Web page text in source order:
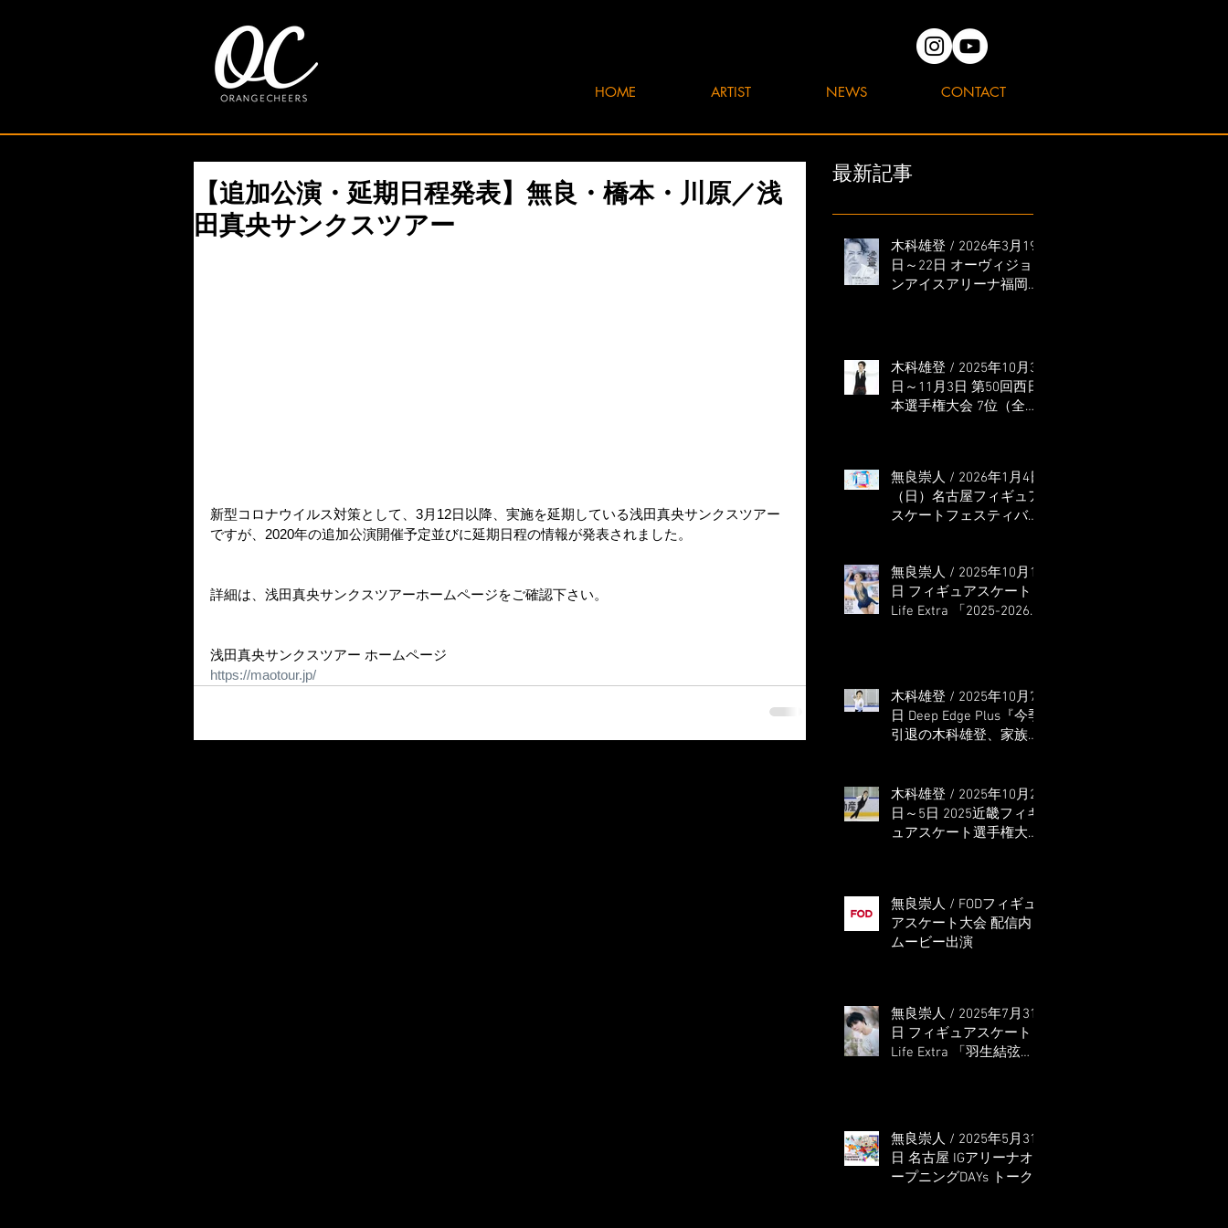
HOME ARTIST NEWS CONTACT
【追加公演・延期日程発表】無良・橋本・川原／浅
田真央サンクスツアー
新型コロナウイルス対策として、3月12日以降、実施を延期している浅田真央サンクスツアー
ですが、2020年の追加公演開催予定並びに延期日程の情報が発表されました。
詳細は、浅田真央サンクスツアーホームページをご確認下さい。
浅田真央サンクスツアー ホームページ
https://maotour.jp/
最新記事
木科雄登 / 2026年3月19
日～22日 オーヴィジョ
ンアイスアリーナ福岡
木科雄登 / 2025年10月31
日～11月3日 第50回西日
本選手権大会 7位（全日
無良崇人 / 2026年1月4日
（日）名古屋フィギュア
スケートフェスティバル
無良崇人 / 2025年10月16
日 フィギュアスケート
Life Extra 「2025-2026
木科雄登 / 2025年10月7
日 Deep Edge Plus『今季
引退の木科雄登、家族や
全日本、絶対見に来
て」』
木科雄登 / 2025年10月2
日～5日 2025近畿フィギ
ュアスケート選手権大会
無良崇人 / FODフィギュ
アスケート大会 配信内
ムービー出演
無良崇人 / 2025年7月31
日 フィギュアスケート
Life Extra 「羽生結弦
無良崇人 / 2025年5月31
日 名古屋 IGアリーナオ
ープニングDAYs トーク